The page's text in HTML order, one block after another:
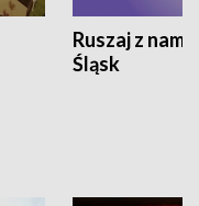
Ruszaj z
Śląsk